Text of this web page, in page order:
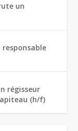
un
responsable
régisseur
(h/f)